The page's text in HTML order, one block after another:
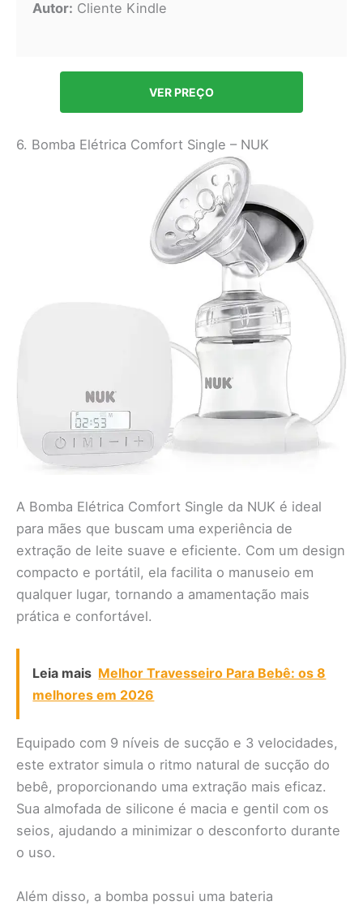
Autor: Cliente Kindle
VER PREÇO
6. Bomba Elétrica Comfort Single – NUK
A Bomba Elétrica Comfort Single da NUK é ideal
para mães que buscam uma experiência de
extração de leite suave e eficiente. Com um design
compacto e portátil, ela facilita o manuseio em
qualquer lugar, tornando a amamentação mais
prática e confortável.
Leia mais Melhor Travesseiro Para Bebê: os 8
melhores em 2026
Equipado com 9 níveis de sucção e 3 velocidades,
este extrator simula o ritmo natural de sucção do
bebê, proporcionando uma extração mais eficaz.
Sua almofada de silicone é macia e gentil com os
seios, ajudando a minimizar o desconforto durante
o uso.
Além disso, a bomba possui uma bateria